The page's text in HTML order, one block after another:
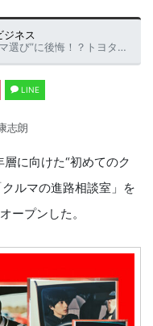
ジネス
タ、「クルマの進路相談室」スタート
LINE
志朗
に向けた“初めてのク
ルマの進路相談室」を
ープンした。